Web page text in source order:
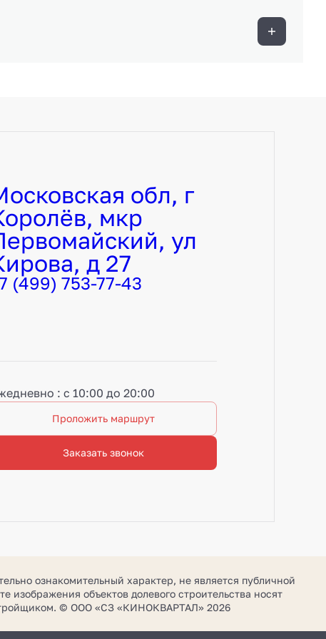
обл, г
мкр
ул
д 27
(499) 753-77-43
: с 10:00 до 20:00
Проложить маршрут
Заказать звонок
ознакомительный характер, не является публичной
объектов долевого строительства носят
© ООО «СЗ «КИНОКВАРТАЛ» 2026